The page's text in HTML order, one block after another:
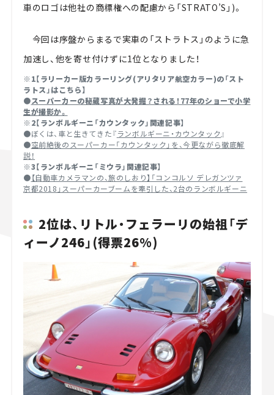
車のロゴは他社の商標権への配慮から「STRATO’S」)。
今回は序盤からまるで実車の「ストラトス」のように急
加速し、他を寄せ付けずに1位となりました！
※1【ラリーカー版カラーリング(アリタリア航空カラー)の「スト
ラトス」はこちら】
●スーパーカーの秘蔵写真が大発掘？される！77年のショーで小学
生が撮影か。
※2【ランボルギーニ「カウンタック」関連記事】
●ぼくは、車と生きてきた『ランボルギーニ・カウンタック』
●空前絶後のスーパーカー「カウンタック」を、今更ながら徹底解
説！
※3【ランボルギーニ「ミウラ」関連記事】
●【自動車カメラマンの、旅のしおり】「コンコルソ デレガンツァ
京都2018」スーパーカーブームを牽引した、2台のランボルギーニ
2位は、リトル・フェラーリの始祖「デ
ィーノ246」(得票26%)